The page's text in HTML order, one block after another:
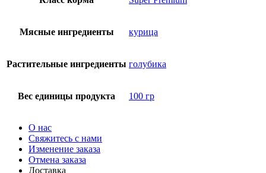
Мясные ингредиенты курица
Растительные ингредиенты голубика
Вес единицы продукта 100 гр
О нас
Свяжитесь с нами
Изменение заказа
Отмена заказа
Доставка